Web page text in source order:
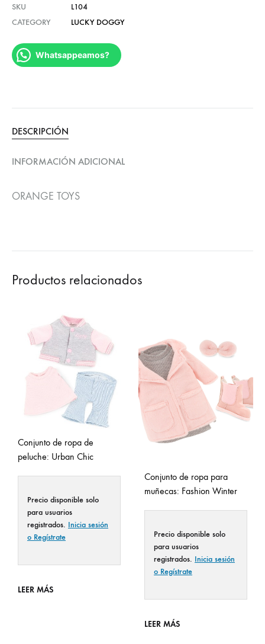
SKU
L104
CATEGORY
LUCKY DOGGY
Whatsappeamos?
DESCRIPCIÓN
INFORMACIÓN ADICIONAL
ORANGE TOYS
Productos relacionados
Conjunto de ropa de
peluche: Urban Chic
Precio disponible solo
para usuarios
registrados. Inicia sesión
o Regístrate
LEER MÁS
Conjunto de ropa para
muñecas: Fashion Winter
Precio disponible solo
para usuarios
registrados. Inicia sesión
o Regístrate
LEER MÁS